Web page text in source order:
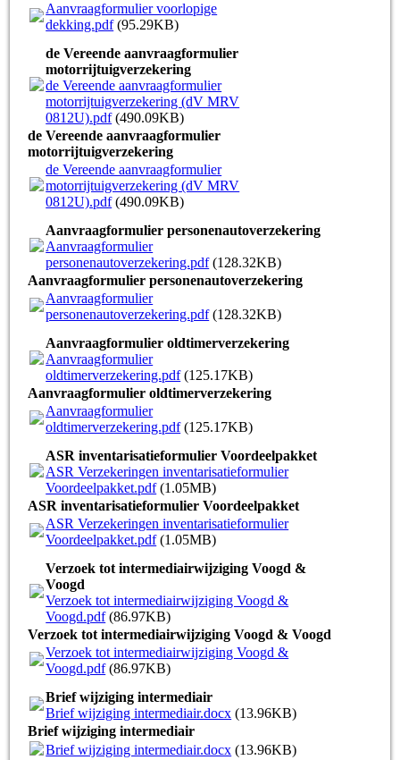
Aanvraagformulier voorlopige
dekking.pdf(95.29KB)
de Vereende aanvraagformulier
motorrijtuigverzekering
de Vereende aanvraagformulier
motorrijtuigverzekering (dV MRV
0812U).pdf(490.09KB)
de Vereende aanvraagformulier
motorrijtuigverzekering
de Vereende aanvraagformulier
motorrijtuigverzekering (dV MRV
0812U).pdf(490.09KB)
Aanvraagformulier personenautoverzekering
Aanvraagformulier
personenautoverzekering.pdf(128.32KB)
Aanvraagformulier personenautoverzekering
Aanvraagformulier
personenautoverzekering.pdf(128.32KB)
Aanvraagformulier oldtimerverzekering
Aanvraagformulier
oldtimerverzekering.pdf(125.17KB)
Aanvraagformulier oldtimerverzekering
Aanvraagformulier
oldtimerverzekering.pdf(125.17KB)
ASR inventarisatieformulier Voordeelpakket
ASR Verzekeringen inventarisatieformulier
Voordeelpakket.pdf(1.05MB)
ASR inventarisatieformulier Voordeelpakket
ASR Verzekeringen inventarisatieformulier
Voordeelpakket.pdf(1.05MB)
Verzoek tot intermediairwijziging Voogd &
Voogd
Verzoek tot intermediairwijziging Voogd &
Voogd.pdf(86.97KB)
Verzoek tot intermediairwijziging Voogd & Voogd
Verzoek tot intermediairwijziging Voogd &
Voogd.pdf(86.97KB)
Brief wijziging intermediair
Brief wijziging intermediair.docx (13.96KB)
Brief wijziging intermediair
Brief wijziging intermediair.docx (13.96KB)